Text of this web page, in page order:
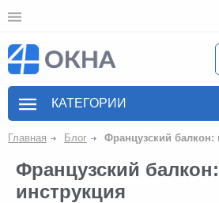
КАТЕГОРИИ
Главная Блог Французский балкон:
Французский
инструкция